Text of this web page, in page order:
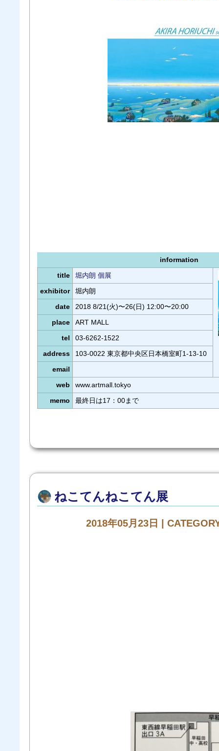
information
title
堀内朗 個展
exhibitor
堀内朗
date
2018 8/21(火)〜26(日) 12:00〜20:00
place
ART MALL
tel
03-6262-1522
address
103-0022 東京都中央区日本橋室町1-13-10
email
web
www.artmall.tokyo
memo
最終日は17：00まで
ねこてんねこてん展
2018年05月23日 |